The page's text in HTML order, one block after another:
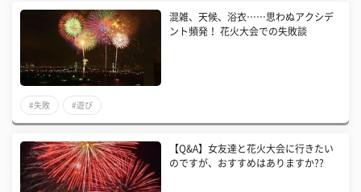
混雑、天候、浴衣……思わぬアクシデ
ント頻発！ 花火大会での失敗談
#失敗 #遊び
【Q&A】女友達と花火大会に行きたい
のですが、おすすめはありますか??